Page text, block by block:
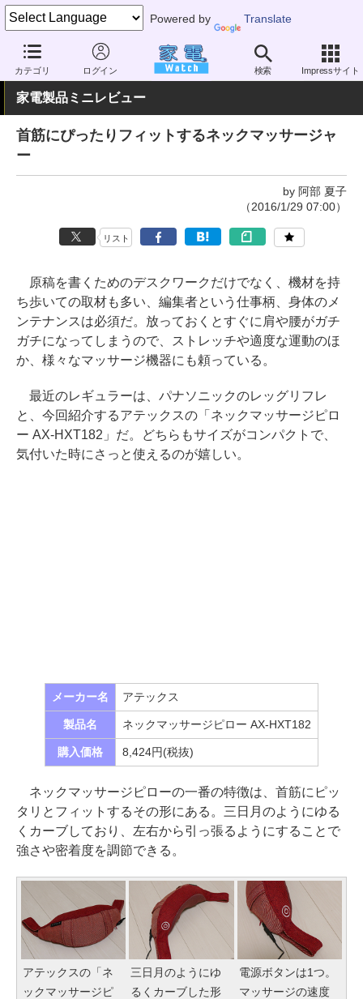
Powered by Translate
カテゴリ ログイン 検索 Impressサイト
家電 Watch ヘルスケア 健康家電 マッサージ機器
家電製品ミニレビュー
首筋にぴったりフィットするネックマッサージャ
ー
by 阿部 夏子
（2016/1/29 07:00）
リスト
原稿を書くためのデスクワークだけでなく、機材を持
ち歩いての取材も多い、編集者という仕事柄、身体のメ
ンテナンスは必須だ。放っておくとすぐに肩や腰がガチ
ガチになってしまうので、ストレッチや適度な運動のほ
か、様々なマッサージ機器にも頼っている。
最近のレギュラーは、パナソニックのレッグリフレ
と、今回紹介するアテックスの「ネックマッサージピロ
ー AX-HXT182」だ。どちらもサイズがコンパクトで、
気付いた時にさっと使えるのが嬉しい。
メーカー名 アテックス
製品名 ネックマッサージピロー AX-HXT182
購入価格 8,424円(税抜)
ネックマッサージピローの一番の特徴は、首筋にピッ
タリとフィットするその形にある。三日月のようにゆる
くカーブしており、左右から引っ張るようにすることで
強さや密着度を調節できる。
アテックスの「ネ
ックマッサージピ
三日月のようにゆ
るくカーブした形
電源ボタンは1つ。
マッサージの速度